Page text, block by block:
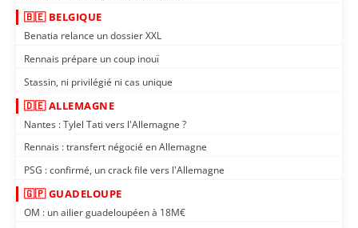
🇧🇪 BELGIQUE
Benatia relance un dossier XXL
Rennais prépare un coup inouï
Stassin, ni privilégié ni cas unique
🇩🇪 ALLEMAGNE
Nantes : Tylel Tati vers l'Allemagne ?
Rennais : transfert négocié en Allemagne
PSG : confirmé, un crack file vers l'Allemagne
🇬🇵 GUADELOUPE
OM : un ailier guadeloupéen à 18M€